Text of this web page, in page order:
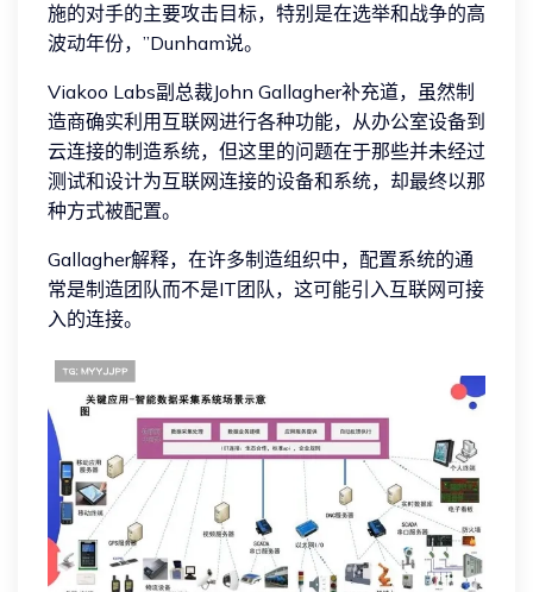
施的对手的主要攻击目标，特别是在选举和战争的高
波动年份，”Dunham说。
Viakoo Labs副总裁John Gallagher补充道，虽然制
造商确实利用互联网进行各种功能，从办公室设备到
云连接的制造系统，但这里的问题在于那些并未经过
测试和设计为互联网连接的设备和系统，却最终以那
种方式被配置。
Gallagher解释，在许多制造组织中，配置系统的通
常是制造团队而不是IT团队，这可能引入互联网可接
入的连接。